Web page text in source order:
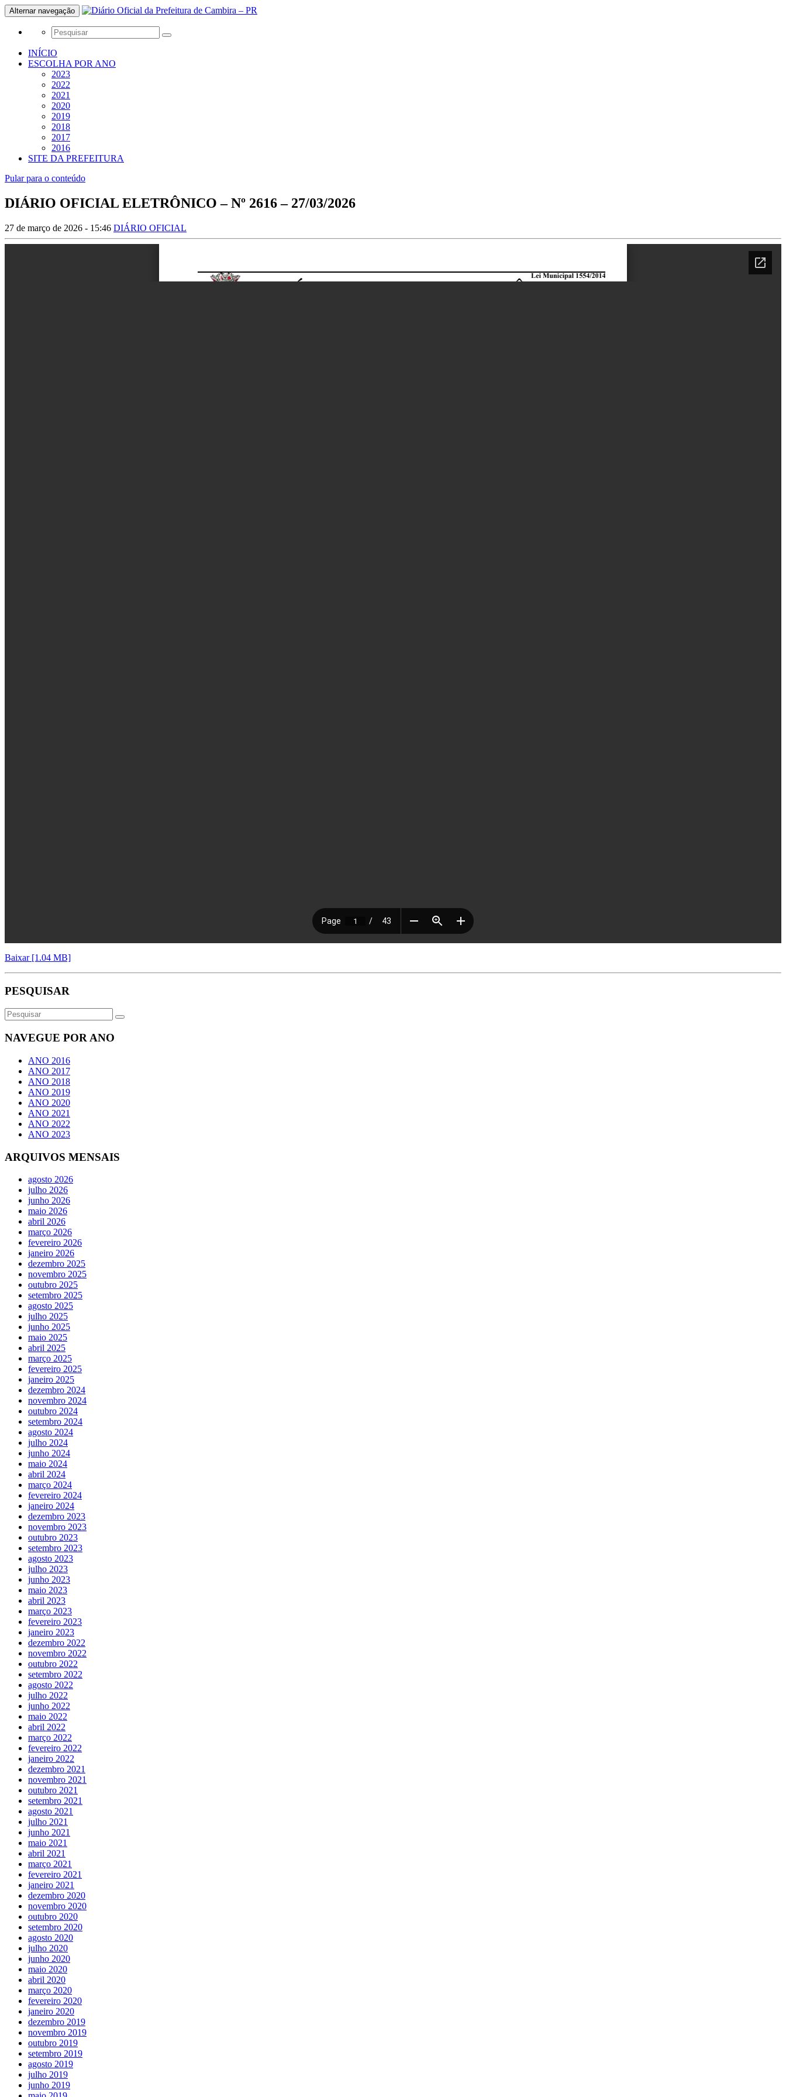
Alternar navegação
INÍCIO
ESCOLHA POR ANO
2023
2022
2021
2020
2019
2018
2017
2016
SITE DA PREFEITURA
Pular para o conteúdo
DIÁRIO OFICIAL ELETRÔNICO – Nº 2616 – 27/03/2026
27 de março de 2026 - 15:46 DIÁRIO OFICIAL
Baixar [1.04 MB]
PESQUISAR
NAVEGUE POR ANO
ANO 2016
ANO 2017
ANO 2018
ANO 2019
ANO 2020
ANO 2021
ANO 2022
ANO 2023
ARQUIVOS MENSAIS
agosto 2026
julho 2026
junho 2026
maio 2026
abril 2026
março 2026
fevereiro 2026
janeiro 2026
dezembro 2025
novembro 2025
outubro 2025
setembro 2025
agosto 2025
julho 2025
junho 2025
maio 2025
abril 2025
março 2025
fevereiro 2025
janeiro 2025
dezembro 2024
novembro 2024
outubro 2024
setembro 2024
agosto 2024
julho 2024
junho 2024
maio 2024
abril 2024
março 2024
fevereiro 2024
janeiro 2024
dezembro 2023
novembro 2023
outubro 2023
setembro 2023
agosto 2023
julho 2023
junho 2023
maio 2023
abril 2023
março 2023
fevereiro 2023
janeiro 2023
dezembro 2022
novembro 2022
outubro 2022
setembro 2022
agosto 2022
julho 2022
junho 2022
maio 2022
abril 2022
março 2022
fevereiro 2022
janeiro 2022
dezembro 2021
novembro 2021
outubro 2021
setembro 2021
agosto 2021
julho 2021
junho 2021
maio 2021
abril 2021
março 2021
fevereiro 2021
janeiro 2021
dezembro 2020
novembro 2020
outubro 2020
setembro 2020
agosto 2020
julho 2020
junho 2020
maio 2020
abril 2020
março 2020
fevereiro 2020
janeiro 2020
dezembro 2019
novembro 2019
outubro 2019
setembro 2019
agosto 2019
julho 2019
junho 2019